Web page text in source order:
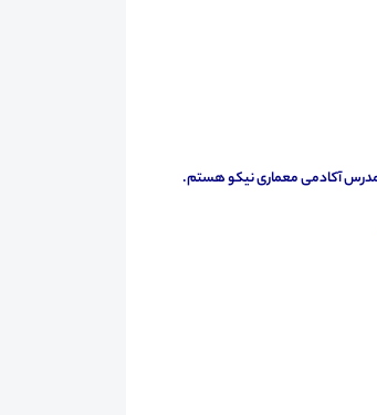
آکادمی معماری نیکو هستم.